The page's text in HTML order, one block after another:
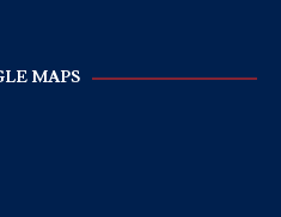
MAPS